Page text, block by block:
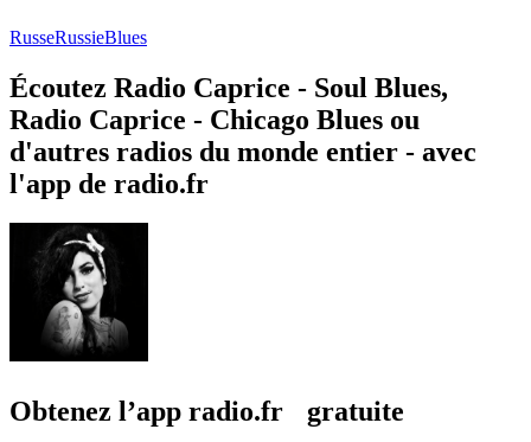
RusseRussieBlues
Écoutez Radio Caprice - Soul Blues,
Radio Caprice - Chicago Blues ou
d'autres radios du monde entier - avec
l'app de radio.fr
Obtenez l’app radio.fr gratuite